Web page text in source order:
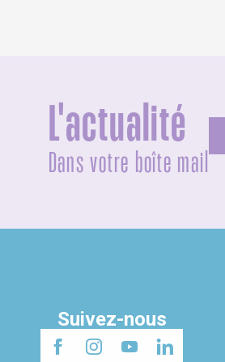
L'actualité
Dans votre boîte mail
Suivez-nous